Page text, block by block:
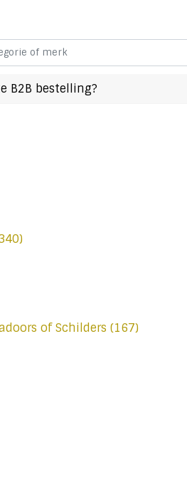
B2B bestelling?
of Schilders (167)